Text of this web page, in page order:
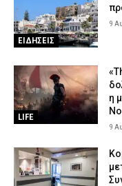
ΕΙΔΗΣΕΙΣ
9
LIFE
η
9